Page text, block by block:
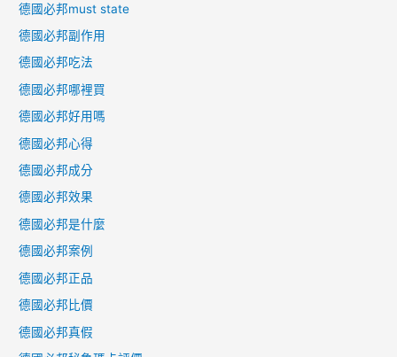
德國必邦must state
德國必邦副作用
德國必邦吃法
德國必邦哪裡買
德國必邦好用嗎
德國必邦心得
德國必邦成分
德國必邦效果
德國必邦是什麼
德國必邦案例
德國必邦正品
德國必邦比價
德國必邦真假